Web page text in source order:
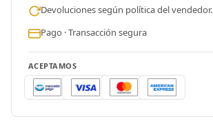
Devoluciones según política del vendedor.
Pago · Transacción segura
ACEPTAMOS